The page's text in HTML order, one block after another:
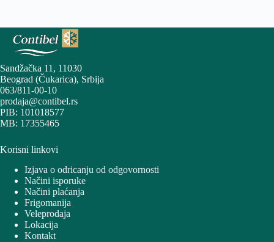
Sandžačka 11, 11030
Beograd (Čukarica), Srbija
063/811-00-10
prodaja@contibel.rs
PIB: 101018577
MB: 17355465
Korisni linkovi
Izjava o odricanju od odgovornosti
Načini isporuke
Načini plaćanja
Frigomanija
Veleprodaja
Lokacija
Kontakt